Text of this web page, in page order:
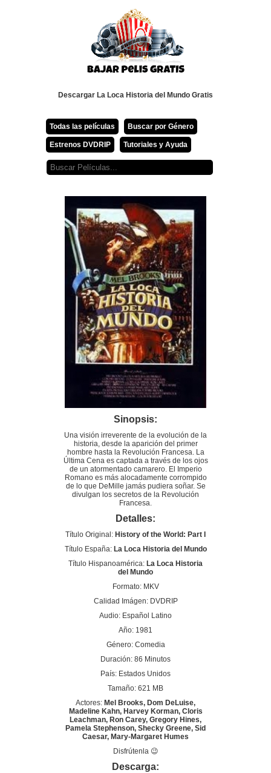
Descargar La Loca Historia del Mundo Gratis
Todas las películas Buscar por Género
Estrenos DVDRIP Tutoriales y Ayuda
Sinopsis:
Una visión irreverente de la evolución de la
historia, desde la aparición del primer
hombre hasta la Revolución Francesa. La
Última Cena es captada a través de los ojos
de un atormentado camarero. El Imperio
Romano es más alocadamente corrompido
de lo que DeMille jamás pudiera soñar. Se
divulgan los secretos de la Revolución
Francesa.
Detalles:
Título Original: History of the World: Part I
Título España: La Loca Historia del Mundo
Título Hispanoamérica: La Loca Historia
del Mundo
Formato: MKV
Calidad Imágen: DVDRIP
Audio: Español Latino
Año: 1981
Género: Comedia
Duración: 86 Minutos
País: Estados Unidos
Tamaño: 621 MB
Actores: Mel Brooks, Dom DeLuise,
Madeline Kahn, Harvey Korman, Cloris
Leachman, Ron Carey, Gregory Hines,
Pamela Stephenson, Shecky Greene, Sid
Caesar, Mary-Margaret Humes
Disfrútenla 😉
Descarga: